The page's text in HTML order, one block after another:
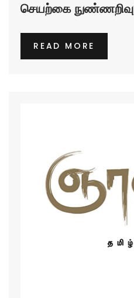
செயற்கை நுண்ணறிவு
READ MORE